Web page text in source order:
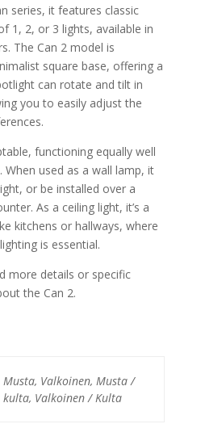
series, it features classic
1, 2, or 3 lights, available in
The Can 2 model is
square base, offering a
can rotate and tilt in
you to easily adjust the
functioning equally well
When used as a wall lamp, it
or be installed over a
As a ceiling light, it’s a
kitchens or hallways, where
is essential.
more details or specific
the Can 2.
Musta, Valkoinen, Musta /
kulta, Valkoinen / Kulta